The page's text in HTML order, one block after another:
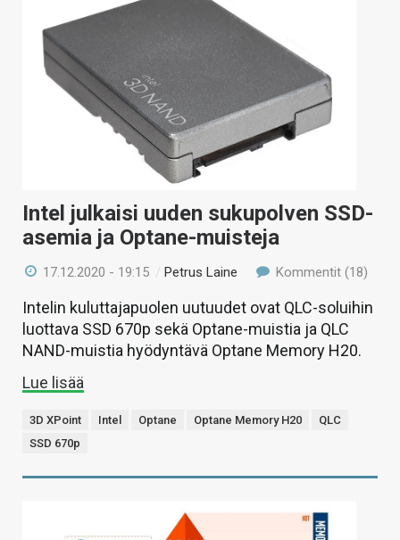
Intel julkaisi uuden sukupolven SSD-
asemia ja Optane-muisteja
17.12.2020 - 19:15 /Petrus Laine Kommentit (18)
Intelin kuluttajapuolen uutuudet ovat QLC-soluihin
luottava SSD 670p sekä Optane-muistia ja QLC
NAND-muistia hyödyntävä Optane Memory H20.
Lue lisää
3D XPoint Intel Optane Optane Memory H20
QLC
SSD 670p